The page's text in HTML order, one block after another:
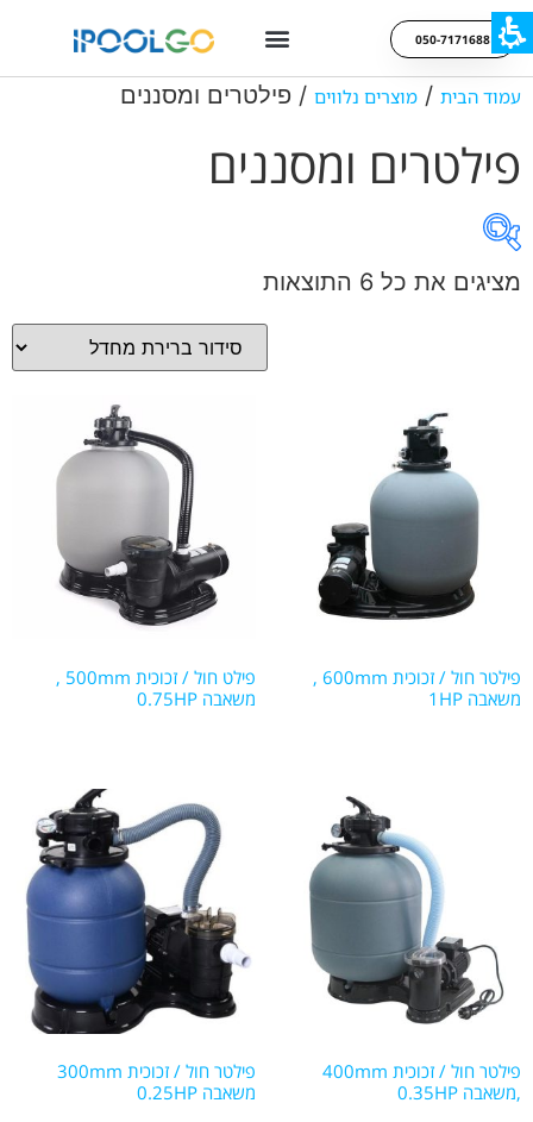
050-7171688
עמוד הבית / מוצרים נלווים / פילטרים ומסננים
פילטרים ומסננים
תגיות מוצר
Blue
Green
Red
מציגים את כל ⁦6⁩ התוצאות
פילטר חול / זכוכית 600mm ,
משאבה 1HP
פילט חול / זכוכית 500mm ,
משאבה 0.75HP
פילטר חול / זכוכית 400mm
,משאבה 0.35HP
פילטר חול / זכוכית 300mm
משאבה 0.25HP